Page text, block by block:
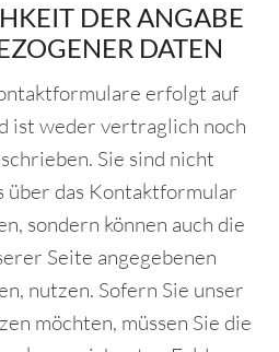
DER ANGABE
DATEN
erfolgt auf
ist weder vertraglich noch
Sie sind nicht
das Kontaktformular
sondern können auch die
Seite angegebenen
nutzen. Sofern Sie unser
möchten, müssen Sie die